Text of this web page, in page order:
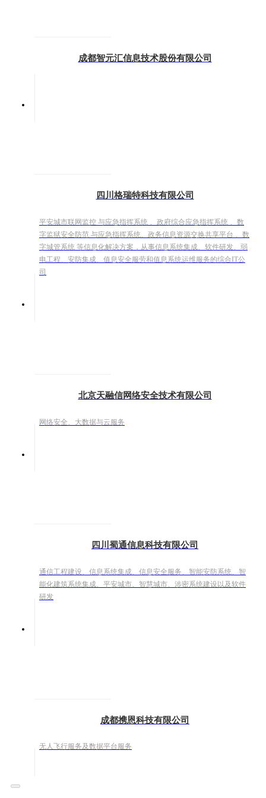
成都智元汇信息技术股份有限公司
四川格瑞特科技有限公司
平安城市联网监控 与应急指挥系统 、政府综合应急指挥系统 、数
字监狱安全防范 与应急指挥系统、政务信息资源交换共享平台 、数
字城管系统 等信息化解决方案，从事信息系统集成、软件研发、弱
电工程、安防集成、值息安全服劳和值息系统运维服务的综合IT公
司
北京天融信网络安全技术有限公司
网络安全、大数据与云服务
四川蜀通信息科技有限公司
通信工程建设、信息系统集成、信息安全服务、智能安防系统、智
能化建筑系统集成、平安城市、智慧城市、涉密系统建设以及软件
研发
成都携恩科技有限公司
无人飞行服务及数据平台服务